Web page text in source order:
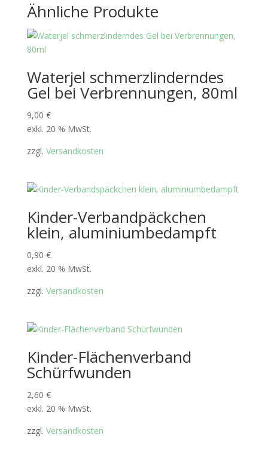
Ähnliche Produkte
Waterjel schmerzlinderndes
Gel bei Verbrennungen, 80ml
9,00 €
exkl. 20 % MwSt.
zzgl. Versandkosten
Kinder-Verbandpäckchen
klein, aluminiumbedampft
0,90 €
exkl. 20 % MwSt.
zzgl. Versandkosten
Kinder-Flächenverband
Schürfwunden
2,60 €
exkl. 20 % MwSt.
zzgl. Versandkosten